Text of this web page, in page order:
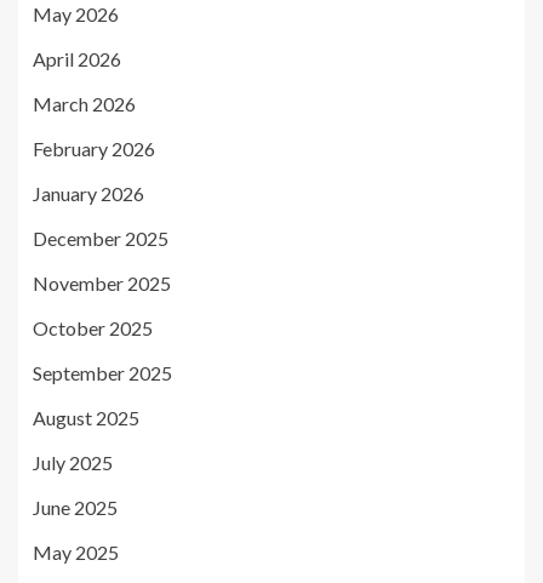
May 2026
April 2026
March 2026
February 2026
January 2026
December 2025
November 2025
October 2025
September 2025
August 2025
July 2025
June 2025
May 2025